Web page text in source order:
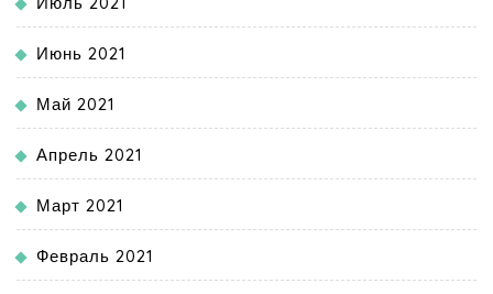
Июнь 2021
Май 2021
Апрель 2021
Март 2021
Февраль 2021